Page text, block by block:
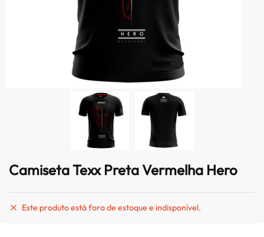
Camiseta Texx Preta Vermelha Hero
Este produto está fora de estoque e indisponível.